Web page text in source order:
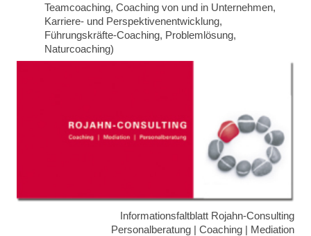
Teamcoaching, Coaching von und in Unternehmen,
Karriere- und Perspektivenentwicklung,
Führungskräfte-Coaching, Problemlösung,
Naturcoaching)
Informationsfaltblatt Rojahn-Consulting
Personalberatung | Coaching | Mediation